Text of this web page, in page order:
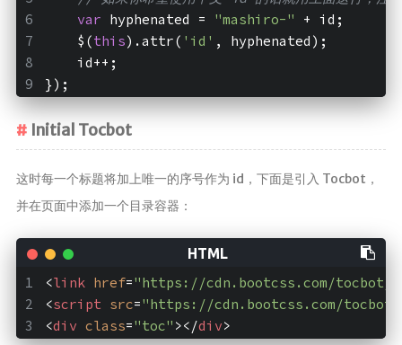
var hyphenated = "mashiro-"
+ id;
    $(
this).attr( 'id' , hyphenated);
    id++;
});
Initial Tocbot
这时每一个标题将加上唯一的序号作为 id，下面是引入 Tocbot，
并在页面中添加一个目录容器：
<link href="https://cdn.bootcss.com/tocbot/
<script src="https://cdn.bootcss.com/
<div class="toc" ></div>